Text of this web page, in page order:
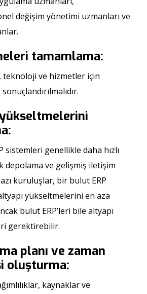
değişim yönetimi uzmanları ve
tamamlama:
teknoloji ve hizmetler için
sistemleri genellikle daha hızlı
depolama ve gelişmiş iletişim
kuruluşlar, bir bulut ERP
yükseltmelerini en aza
bulut ERP’leri bile altyapı
gerektirebilir.
planı ve zaman
oluşturma:
kaynaklar ve